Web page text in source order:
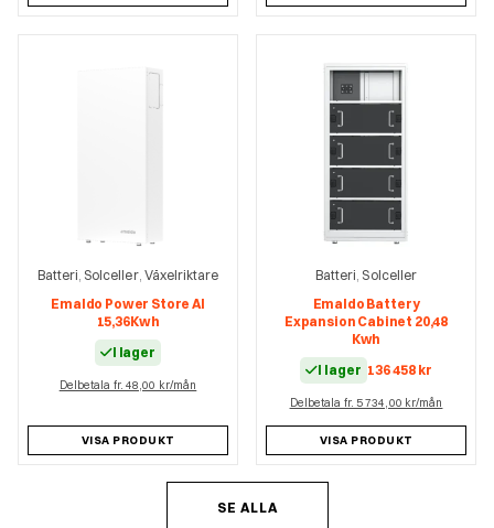
Batteri Solceller, Växelriktare
Emaldo Power Store AI
15,36Kwh
I lager
Delbetala fr. 48,00 kr/mån
VISA PRODUKT
Batteri Solceller
Emaldo Battery
Expansion Cabinet 20,48
Kwh
I lager 136 458 kr
Delbetala fr. 5 734,00 kr/mån
VISA PRODUKT
SE ALLA